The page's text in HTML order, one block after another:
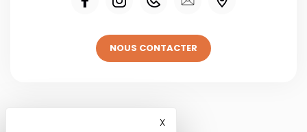
NOUS CONTACTER
XMasquer le bandeau des